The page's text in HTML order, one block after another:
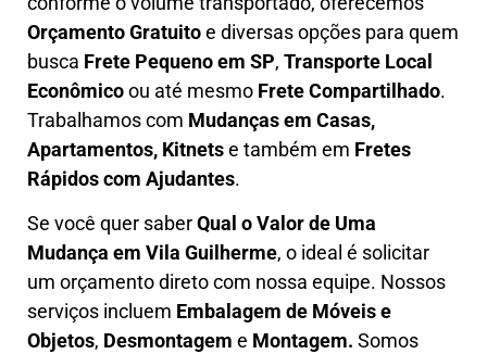
Orçamento Gratuitoe diversas opções para quem
busca Frete Pequeno em SP, Transporte Local
Econômicoou até mesmo Frete Compartilhado.
Trabalhamos com Mudanças em Casas,
Apartamentos, Kitnetse também em Fretes
Rápidos com Ajudantes.
Se você quer saberQual o Valor de Uma
Mudança em Vila Guilherme, o ideal é solicitar
um orçamento direto com nossa equipe. Nossos
serviços incluem Embalagem de Móveis e
Objetos, Desmontagem e Montagem. Somos